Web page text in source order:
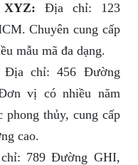
Địa chỉ: 123
Chuyên cung cấp
mẫu mã đa dạng.
Địa chỉ: 456 Đường
vị có nhiều năm
thủy, cung cấp
cao.
789 Đường GHI,